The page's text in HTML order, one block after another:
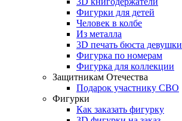
Фигурки для детей
Человек в колбе
Из металла
3D печать бюста девушки
Фигурка по номерам
Фигурка для коллекции
Защитникам Отечества
Подарок участнику СВО
Фигурки
Как заказать фигурку